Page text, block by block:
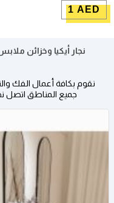
1 AED
نقوم بكافة أعمال الفك
جميع المناطق اتصل نصل